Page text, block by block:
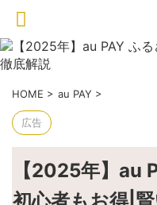
HOME > au PAY >
広告
【2025年】au